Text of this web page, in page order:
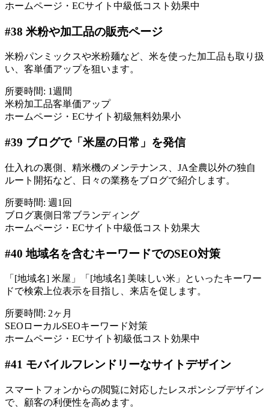
ホームページ・ECサイト 中級低コスト 効果中
#38 米粉や加工品の販売ページ
米粉パンミックスや米粉麺など、米を使った加工品も取り扱
い、客単価アップを狙います。
所要時間: 1週間
米粉加工品客単価アップ
ホームページ・ECサイト 初級無料効果小
#39 ブログで「米屋の日常」を発信
仕入れの裏側、精米機のメンテナンス、JA全農以外の独自
ルート開拓など、日々の業務をブログで紹介します。
所要時間: 週1回
ブログ裏側 日常ブランディング
ホームページ・ECサイト 中級低コスト 効果大
#40 地域名を含むキーワードでのSEO対策
「[地域名] 米屋」「[地域名] 美味しい米」といったキーワー
ドで検索上位表示を目指し、来店を促します。
所要時間: 2ヶ月
SEO ローカルSEOキーワード対策
ホームページ・ECサイト 初級低コスト 効果中
#41 モバイルフレンドリーなサイトデザイン
スマートフォンからの閲覧に対応したレスポンシブデザイン
で、顧客の利便性を高めます。